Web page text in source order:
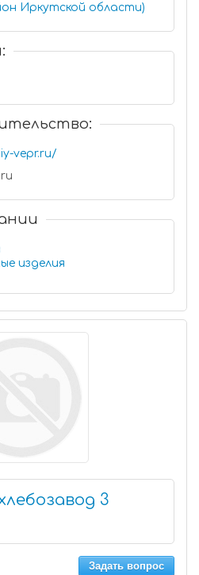
Иркутской области)
vepr.ru/
изделия
3
Задать вопрос